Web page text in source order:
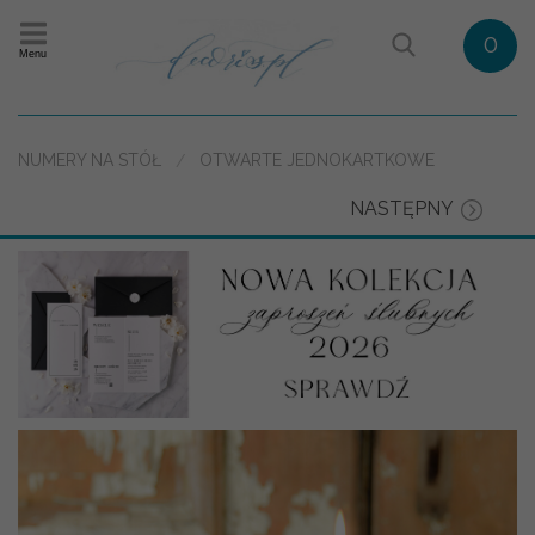
Menu 0
NUMERY NA STÓŁ OTWARTE JEDNOKARTKOWE
NASTĘPNY